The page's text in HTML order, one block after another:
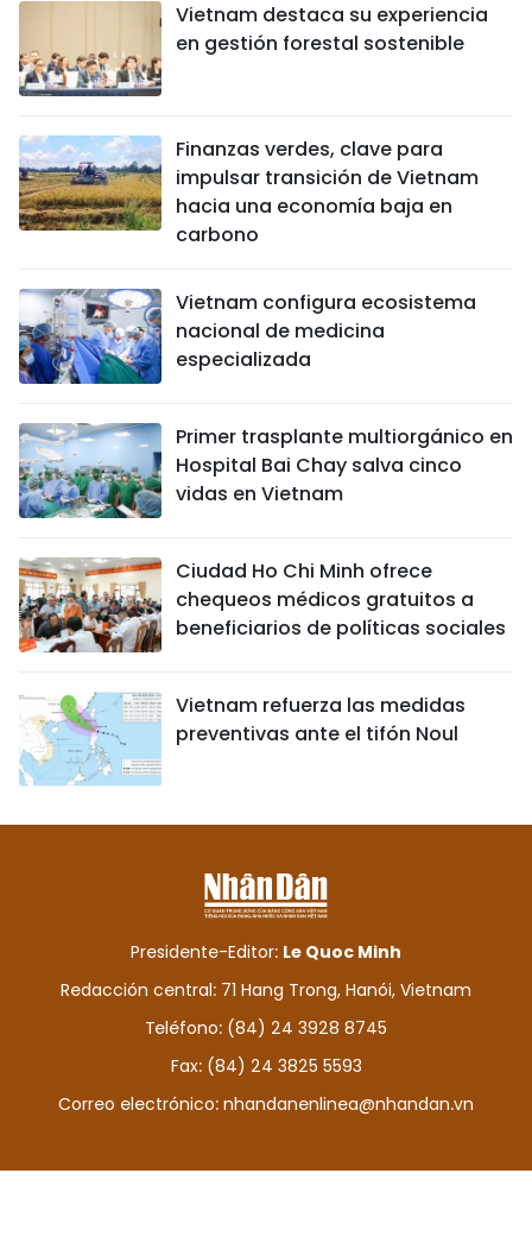
Vietnam destaca su experiencia
en gestión forestal sostenible
Finanzas verdes, clave para
impulsar transición de Vietnam
hacia una economía baja en
carbono
Vietnam configura ecosistema
nacional de medicina
especializada
Primer trasplante multiorgánico en
Hospital Bai Chay salva cinco
vidas en Vietnam
Ciudad Ho Chi Minh ofrece
chequeos médicos gratuitos a
beneficiarios de políticas sociales
Vietnam refuerza las medidas
preventivas ante el tifón Noul
Presidente-Editor: Le Quoc Minh
Redacción central: 71 Hang Trong, Hanói, Vietnam
Teléfono: (84) 24 3928 8745
Fax: (84) 24 3825 5593
Correo electrónico: nhandanenlinea@nhandan.vn